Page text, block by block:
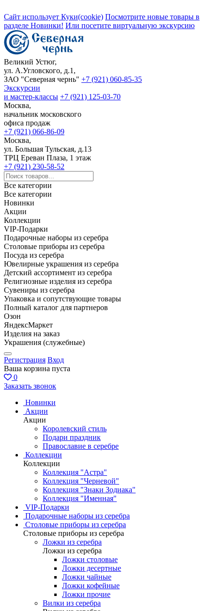
Сайт использует Куки(cookie) Посмотрите новые товары в
разделе Новинки! Или посетите виртуальную экскурсию
Великий Устюг,
ул. А.Угловского, д.1,
ЗАО "Северная чернь" +7 (921) 060-85-35
Экскурсии
и мастер-классы +7 (921) 125-03-70
Москва,
начальник московского
офиса продаж
+7 (921) 066-86-09
Москва,
ул. Большая Тульская, д.13
ТРЦ Ереван Плаза, 1 этаж
+7 (921) 230-58-52
Все категории
Все категории
Новинки
Акции
Коллекции
VIP-Подарки
Подарочные наборы из серебра
Столовые приборы из серебра
Посуда из серебра
Ювелирные украшения из серебра
Детский ассортимент из серебра
Религиозные изделия из серебра
Сувениры из серебра
Упаковка и сопутствующие товары
Полный каталог для партнеров
Озон
ЯндексМаркет
Изделия на заказ
Украшения (служебные)
Регистрация Вход
Ваша корзина пуста
0
Заказать звонок
Новинки
Акции
Акции
Королевский стиль
Подари праздник
Православие в серебре
Коллекции
Коллекции
Коллекция "Астра"
Коллекция "Черневой"
Коллекция "Знаки Зодиака"
Коллекция "Именная"
VIP-Подарки
Подарочные наборы из серебра
Столовые приборы из серебра
Столовые приборы из серебра
Ложки из серебра
Ложки из серебра
Ложки столовые
Ложки десертные
Ложки чайные
Ложки кофейные
Ложки прочие
Вилки из серебра